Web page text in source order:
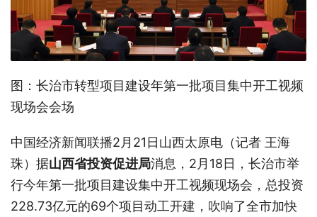
图：长治市转型项目建设年第一批项目集中开工视频
现场会会场
中国经济新闻联播2月21日山西太原电（记者 王海
珠）据山西省投资促进局消息，2月18日，长治市举
行今年第一批项目建设集中开工视频现场会，总投资
228.73亿元的69个项目动工开建，吹响了全市加快